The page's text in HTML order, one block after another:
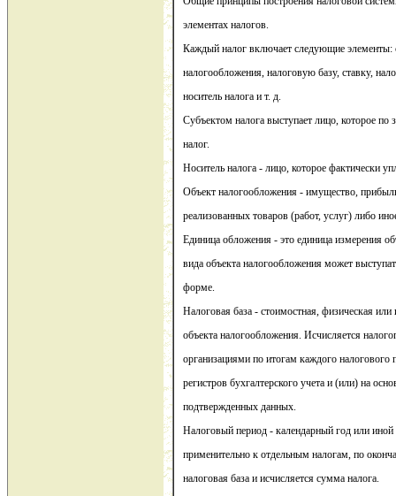
элементах налогов.
Каждый налог включает следующие элементы:
налогообложения, налоговую базу, ставку,
носитель налога и т. д.
Субъектом налога выступает лицо, которое по
налог.
Носитель налога - лицо, которое фактически
Объект налогообложения - имущество,
реализованных товаров (работ, услуг) либо
Единица обложения - это единица измерения
вида объекта налогообложения может
форме.
Налоговая база - стоимостная, физическая или
объекта налогообложения. Исчисляется
организациями по итогам каждого налогового
регистров бухгалтерского учета и (или) на
подтвержденных данных.
Налоговый период - календарный год или
применительно к отдельным налогам, по
налоговая база и исчисляется сумма налога.